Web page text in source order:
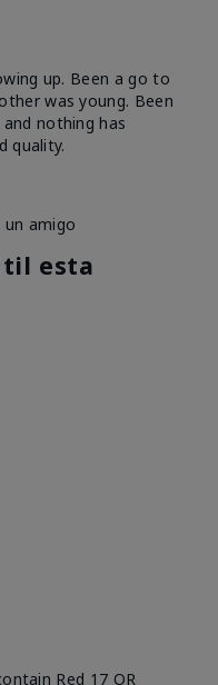
up. Been a go to
was young. Been
nothing has
quality.
un amigo
esta
Red 17 OR